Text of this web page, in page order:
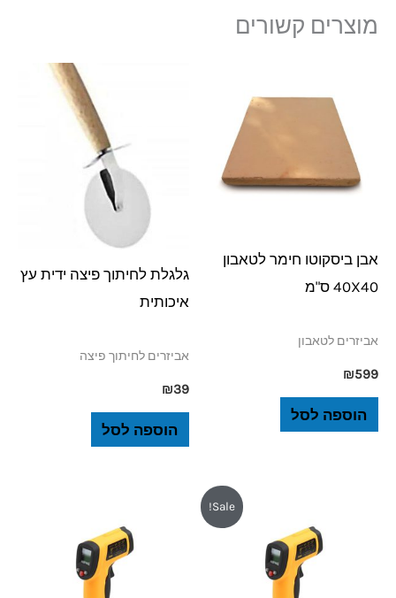
מוצרים קשורים
אבן ביסקוטו חימר לטאבון
40X40 ס"מ
אביזרים לטאבון
₪599
הוספה לסל
גלגלת לחיתוך פיצה ידית עץ
איכותית
אביזרים לחיתוך פיצה
₪39
הוספה לסל
Sale!
היה:
₪149.
הוא:
₪99.